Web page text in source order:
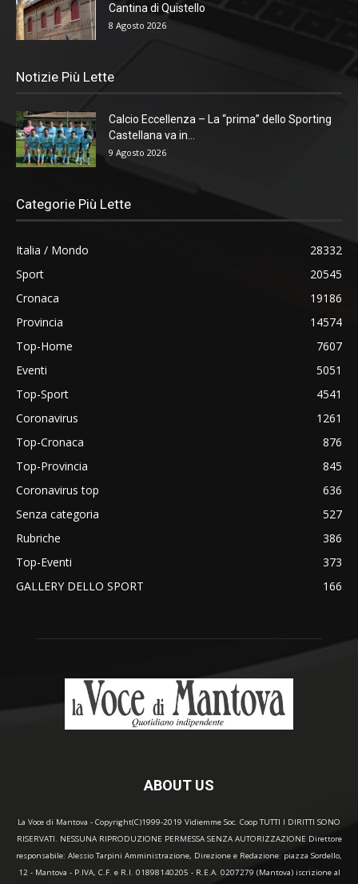
Cantina di Quistello
8 Agosto 2026
Notizie Più Lette
Calcio Eccellenza – La “prima” dello Sporting
Castellana va in...
9 Agosto 2026
Categorie Più Lette
Italia / Mondo
28332
Sport
20545
Cronaca
19186
Provincia
14574
Top-Home
7607
Eventi
5051
Top-Sport
4541
Coronavirus
1261
Top-Cronaca
876
Top-Provincia
845
Coronavirus top
636
Senza categoria
527
Rubriche
386
Top-Eventi
373
GALLERY DELLO SPORT
166
ABOUT US
La Voce di Mantova - Copyright(C)1999-2019 Vidiemme Soc. Coop TUTTI I DIRITTI SONO
RISERVATI. NESSUNA RIPRODUZIONE PERMESSA SENZA AUTORIZZAZIONE Direttore
responsabile: Alessio Tarpini Amministrazione, Direzione e Redazione: piazza Sordello,
12 - Mantova - P.IVA, C.F. e R.I. 01898140205 - R.E.A. 0207279 (Mantova) iscrizione al